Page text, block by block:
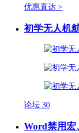
优惠直达 >
初学无人机
论坛 30
Word禁用宏